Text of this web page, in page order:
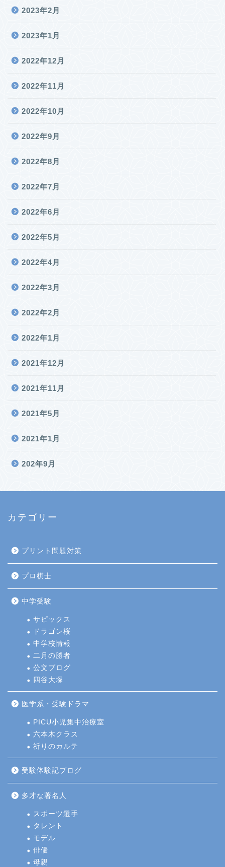
2023年2月
2023年1月
2022年12月
2022年11月
2022年10月
2022年9月
2022年8月
2022年7月
2022年6月
2022年5月
2022年4月
2022年3月
2022年2月
2022年1月
2021年12月
2021年11月
2021年5月
2021年1月
202年9月
カテゴリー
プリント問題対策
プロ棋士
中学受験
サピックス
ドラゴン桜
中学校情報
二月の勝者
公文ブログ
四谷大塚
医学系・受験ドラマ
PICU小児集中治療室
六本木クラス
祈りのカルテ
受験体験記ブログ
多才な著名人
スポーツ選手
タレント
モデル
俳優
母親